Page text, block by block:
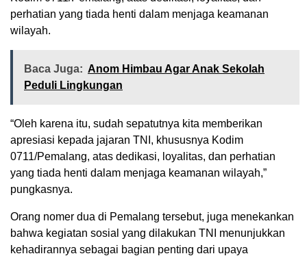
perhatian yang tiada henti dalam menjaga keamanan
wilayah.
Baca Juga: Anom Himbau Agar Anak Sekolah
Peduli Lingkungan
“Oleh karena itu, sudah sepatutnya kita memberikan
apresiasi kepada jajaran TNI, khususnya Kodim
0711/Pemalang, atas dedikasi, loyalitas, dan perhatian
yang tiada henti dalam menjaga keamanan wilayah,”
pungkasnya.
Orang nomer dua di Pemalang tersebut, juga menekankan
bahwa kegiatan sosial yang dilakukan TNI menunjukkan
kehadirannya sebagai bagian penting dari upaya